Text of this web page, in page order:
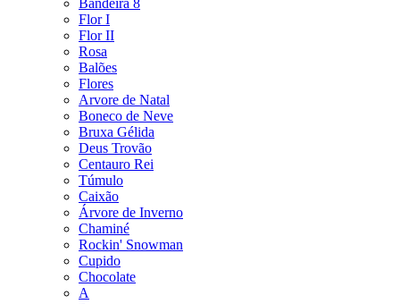
Bandeira 8
Flor I
Flor II
Rosa
Balões
Flores
Arvore de Natal
Boneco de Neve
Bruxa Gélida
Deus Trovão
Centauro Rei
Túmulo
Caixão
Árvore de Inverno
Chaminé
Rockin' Snowman
Cupido
Chocolate
A